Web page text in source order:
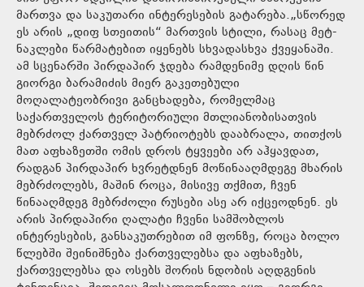
მართვა და საკუთარი ინტერესების გატარება.„სწორედ
ეს არის „დიფ სთეითის“ მართვის სტილი, რასაც მეტ-
ნაკლები წარმატებით იყენებს სხვადასხვა ქვეყანაში.
ამ სცენარში პირდაპირ ჯდება რამდენიმე დღის წინ
გიორგი ბარამიძის მიერ გაკეთებული
მოღალატეობრივი განცხადება, რომელმაც
საქართველოს ტერიტორიული მთლიანობისათვის
მებრძოლ ქართველ პატრიოტებს დააბრალა, თითქოს
მათ აფხაზეთში ომის დროს ტყვეები არ აჰყავდათ,
რადგან პირდაპირ ხვრეტდნენ მოწინააღმდეგე მხარის
მებრძოლებს, მაშინ როცა, მისივე თქმით, ჩვენ
წინააღმდეგ მებრძოლი რუსები ასე არ იქცეოდნენ. ეს
არის პირდაპირი ღალატი ჩვენი სამშობლოს
ინტერესების, განსაკუთრებით იმ ფონზე, როცა ბოლო
წლებში შეინიშნება ქართველებსა და აფხაზებს,
ქართველებსა და ოსებს შორის ნდობის აღდგენის